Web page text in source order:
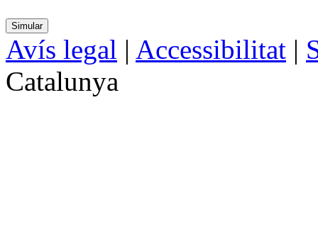
Avís legal | Accessibilitat |
Catalunya